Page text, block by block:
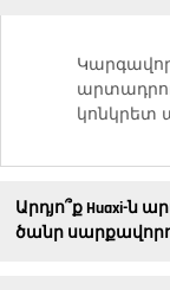
կոնկրետ
Արդյո՞ք Huaxi-ն
ծանր